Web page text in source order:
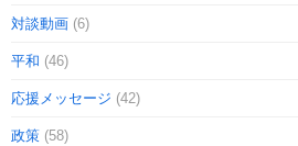
対談動画 (6)
平和 (46)
応援メッセージ (42)
政策 (58)